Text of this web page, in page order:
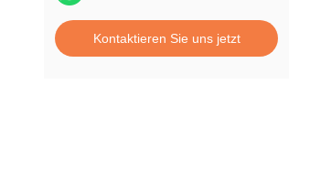
Kontaktieren Sie uns jetzt